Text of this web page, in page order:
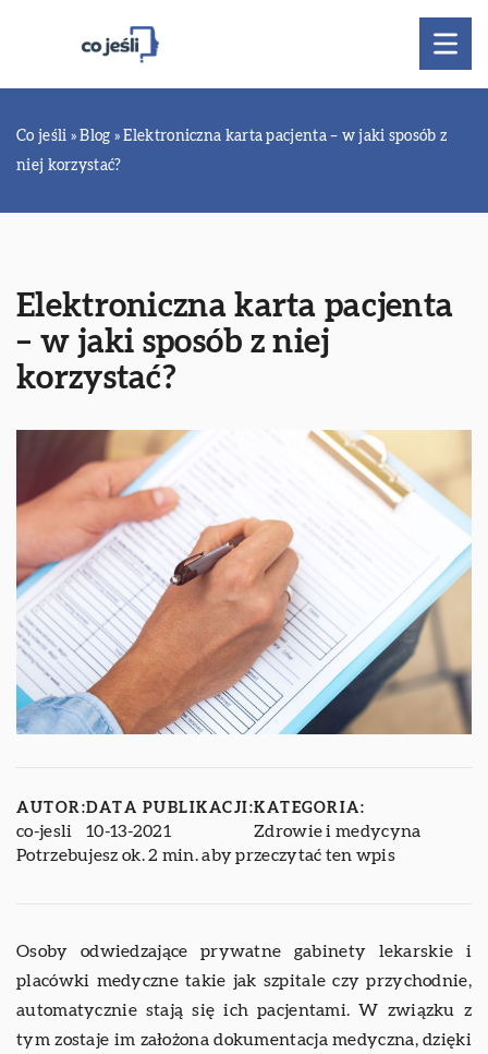
Co jeśli »Blog »Elektroniczna karta pacjenta – w jaki sposób z
niej korzystać?
Elektroniczna karta pacjenta
– w jaki sposób z niej
korzystać?
AUTOR:
co-jesli
DATA PUBLIKACJI:
10-13-2021
KATEGORIA:
Zdrowie i medycyna
Potrzebujesz ok. 2 min. aby przeczytać ten wpis
Osoby odwiedzające prywatne gabinety lekarskie i
placówki medyczne takie jak szpitale czy przychodnie,
automatycznie stają się ich pacjentami. W związku z
tym zostaje im założona dokumentacja medyczna, dzięki